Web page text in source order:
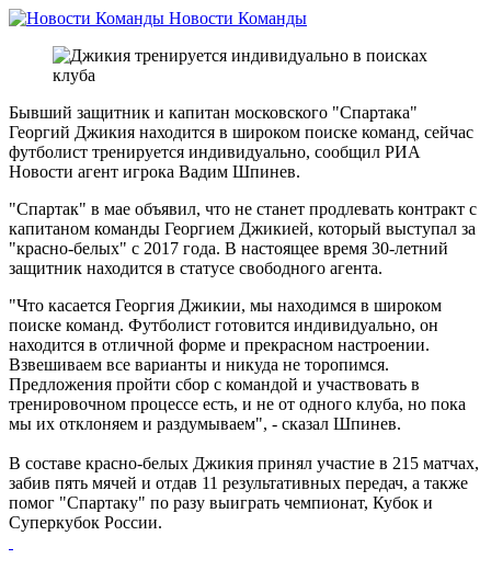
Новости Команды
Бывший защитник и капитан московского "Спартака"
Георгий Джикия находится в широком поиске команд, сейчас
футболист тренируется индивидуально, сообщил РИА
Новости агент игрока Вадим Шпинев.
"Спартак" в мае объявил, что не станет продлевать контракт с
капитаном команды Георгием Джикией, который выступал за
"красно-белых" с 2017 года. В настоящее время 30-летний
защитник находится в статусе свободного агента.
"Что касается Георгия Джикии, мы находимся в широком
поиске команд. Футболист готовится индивидуально, он
находится в отличной форме и прекрасном настроении.
Взвешиваем все варианты и никуда не торопимся.
Предложения пройти сбор с командой и участвовать в
тренировочном процессе есть, и не от одного клуба, но пока
мы их отклоняем и раздумываем", - сказал Шпинев.
В составе красно-белых Джикия принял участие в 215 матчах,
забив пять мячей и отдав 11 результативных передач, а также
помог "Спартаку" по разу выиграть чемпионат, Кубок и
Суперкубок России.